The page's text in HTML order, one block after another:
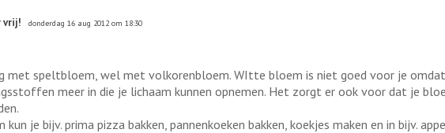
vrij! donderdag 16 aug 2012 om 18:30
met speltbloem, wel met volkorenbloem. WItte bloem is niet goed voor je
meer in die je lichaam kunnen opnemen. Het zorgt er ook voor dat je
je bijv. prima pizza bakken, pannenkoeken bakken, koekjes maken en in bijv.